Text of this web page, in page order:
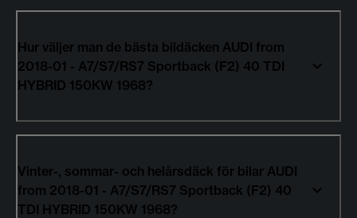
Hur väljer man de bästa bildäcken AUDI from
2018-01 - A7/S7/RS7 Sportback (F2) 40 TDI
HYBRID 150KW 1968?
Vinter-, sommar- och helårsdäck för bilar AUDI
from 2018-01 - A7/S7/RS7 Sportback (F2) 40
TDI HYBRID 150KW 1968?